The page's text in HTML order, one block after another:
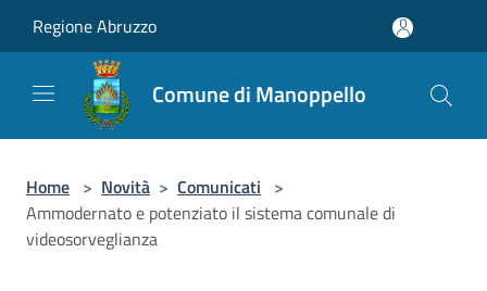
Regione Abruzzo
Comune di Manoppello
Home > Novità > Comunicati >
Ammodernato e potenziato il sistema comunale di
videosorveglianza